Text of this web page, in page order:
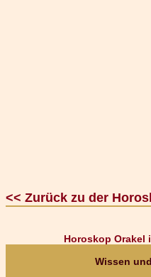
<< Zurück zu der
Horoskop Orakel
Wissen